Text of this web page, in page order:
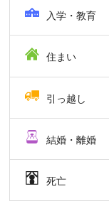
入学・教育
住まい
引っ越し
結婚・離婚
死亡